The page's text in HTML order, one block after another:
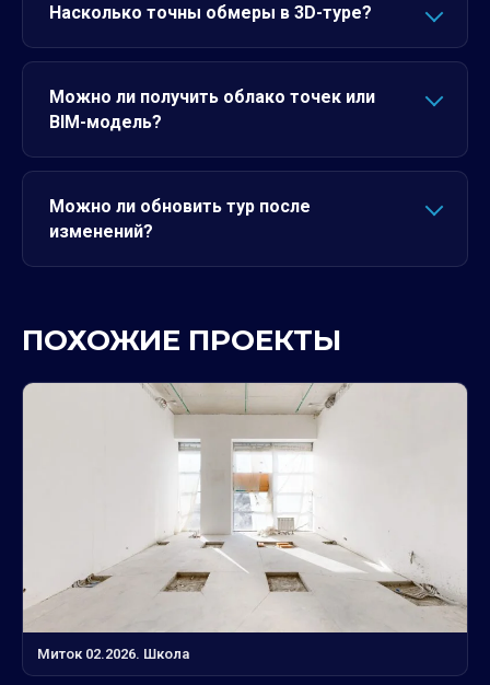
Насколько точны обмеры в 3D-туре?
Можно ли получить облако точек или
BIM-модель?
Можно ли обновить тур после
изменений?
ПОХОЖИЕ ПРОЕКТЫ
Миток 02.2026. Школа